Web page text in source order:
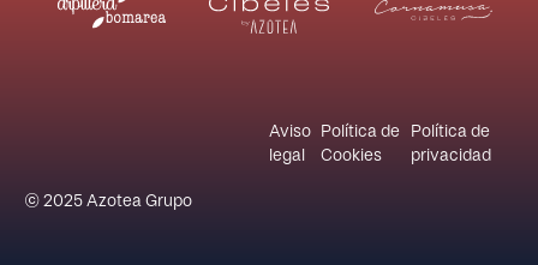
© 2025 Azotea Grupo
Aviso
legal
Política de
Cookies
Política de
privacidad